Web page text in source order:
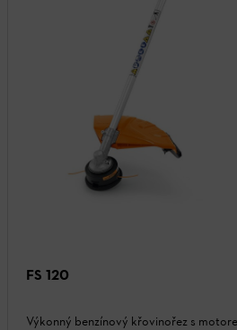
FS 120
Výkonný benzínový křovinořez s